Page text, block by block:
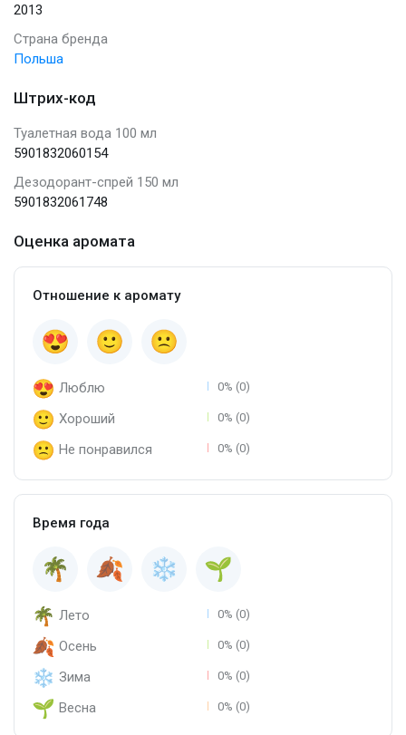
2013
Страна бренда
Польша
Штрих-код
Туалетная вода 100 мл
5901832060154
Дезодорант-спрей 150 мл
5901832061748
Оценка аромата
Отношение к аромату
Люблю 0% (0)
Хороший 0% (0)
Не понравился 0% (0)
Время года
Лето 0% (0)
Осень 0% (0)
Зима 0% (0)
Весна 0% (0)